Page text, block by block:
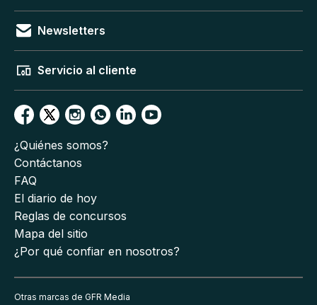
Newsletters
Servicio al cliente
¿Quiénes somos?
Contáctanos
FAQ
El diario de hoy
Reglas de concursos
Mapa del sitio
¿Por qué confiar en nosotros?
Otras marcas de GFR Media